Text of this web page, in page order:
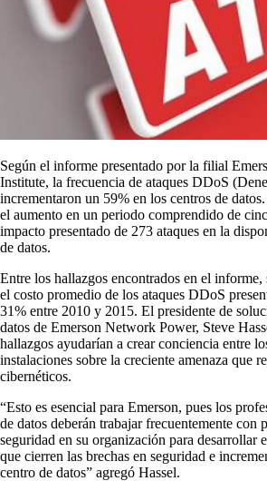
Según el informe presentado por la filial
Institute, la frecuencia de ataques DDoS
incrementaron un 59% en los centros de
el aumento en un periodo comprendido de
impacto presentado de 273 ataques en la
de datos.
Entre los hallazgos encontrados en el
el costo promedio de los ataques DDoS
31% entre 2010 y 2015. El presidente de
datos de Emerson Network Power, Steve
hallazgos ayudarían a crear conciencia entre
instalaciones sobre la creciente amenaza que
cibernéticos.
“Esto es esencial para Emerson, pues los
de datos deberán trabajar frecuentemente con
seguridad en su organización para desarrollar
que cierren las brechas en seguridad e
centro de datos” agregó Hassel.